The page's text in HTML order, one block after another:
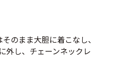
のまま大胆に着こなし、
外し、チェーンネックレ